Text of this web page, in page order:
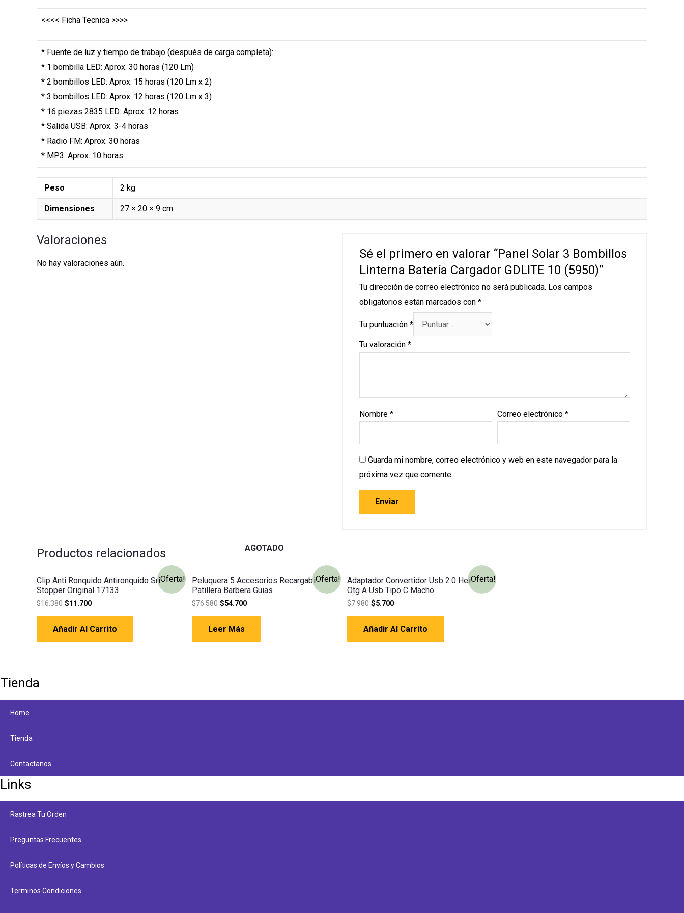
<<<< Ficha Tecnica >>>>
* Fuente de luz y tiempo de trabajo (después de carga completa):
* 1 bombilla LED: Aprox. 30 horas (120 Lm)
* 2 bombillos LED: Aprox. 15 horas (120 Lm x 2)
* 3 bombillos LED: Aprox. 12 horas (120 Lm x 3)
* 16 piezas 2835 LED: Aprox. 12 horas
* Salida USB: Aprox. 3-4 horas
* Radio FM: Aprox. 30 horas
* MP3: Aprox. 10 horas
Peso 2 kg
Dimensiones 27 × 20 × 9 cm
Valoraciones
No hay valoraciones aún.
Sé el primero en valorar “Panel Solar 3 Bombillos
Linterna Batería Cargador GDLITE 10 (5950)”
Tu dirección de correo electrónico no será publicada. Los campos
obligatorios están marcados con *
Tu puntuación *
Tu valoración *
Nombre * Correo electrónico*
Guarda mi nombre, correo electrónico y web en este navegador para la
próxima vez que comente.
Productos relacionados
¡Oferta!
Clip Anti Ronquido Antironquido Snore
Stopper Original 17133
$16.380 $11.700
Añadir Al Carrito
¡Oferta!
AGOTADO
Peluquera 5 Accesorios Recargable
Patillera Barbera Guias
$76.580 $54.700
Leer Más
¡Oferta!
Adaptador Convertidor Usb 2.0 Hembra
Otg A Usb Tipo C Macho
$7.980 $5.700
Añadir Al Carrito
Tienda
Home
Tienda
Contactanos
Links
Rastrea Tu Orden
Preguntas Frecuentes
Políticas de Envíos y Cambios​
Terminos Condiciones